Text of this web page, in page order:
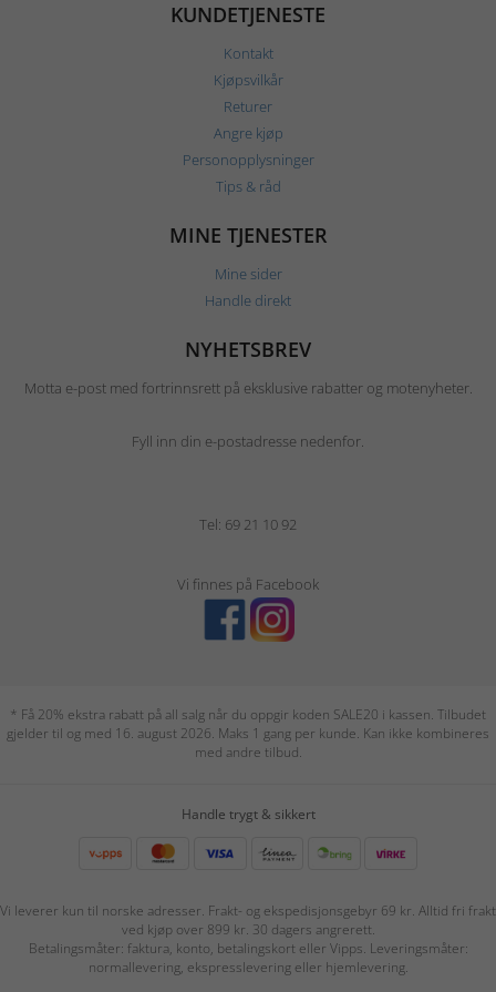
KUNDETJENESTE
Kontakt
Kjøpsvilkår
Returer
Angre kjøp
Personopplysninger
Tips & råd
MINE TJENESTER
Mine sider
Handle direkt
NYHETSBREV
Motta e-post med fortrinnsrett på eksklusive rabatter og motenyheter.
Fyll inn din e-postadresse nedenfor.
Tel: 69 21 10 92
Vi finnes på Facebook
* Få 20% ekstra rabatt på all salg når du oppgir koden SALE20 i kassen. Tilbudet
gjelder til og med 16. august 2026. Maks 1 gang per kunde. Kan ikke kombineres
med andre tilbud.
Handle trygt & sikkert
Vi leverer kun til norske adresser. Frakt- og ekspedisjonsgebyr 69 kr. Alltid fri frakt
ved kjøp over 899 kr. 30 dagers angrerett.
Betalingsmåter: faktura, konto, betalingskort eller Vipps. Leveringsmåter:
normallevering, ekspresslevering eller hjemlevering.